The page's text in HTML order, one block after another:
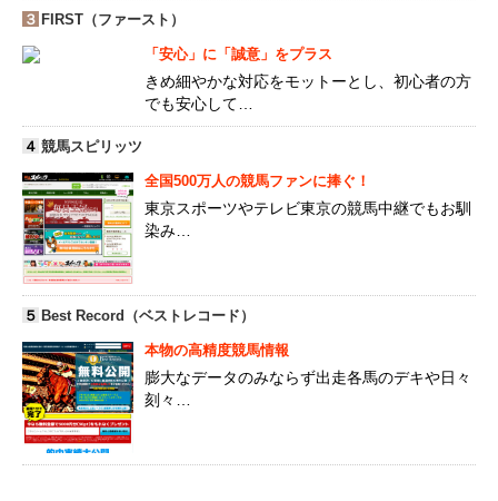
３ FIRST（ファースト）
「安心」に「誠意」をプラス
きめ細やかな対応をモットーとし、初心者の方
でも安心して…
４ 競馬スピリッツ
全国500万人の競馬ファンに捧ぐ！
東京スポーツやテレビ東京の競馬中継でもお馴
染み…
５ Best Record（ベストレコード）
本物の高精度競馬情報
膨大なデータのみならず出走各馬のデキや日々
刻々…